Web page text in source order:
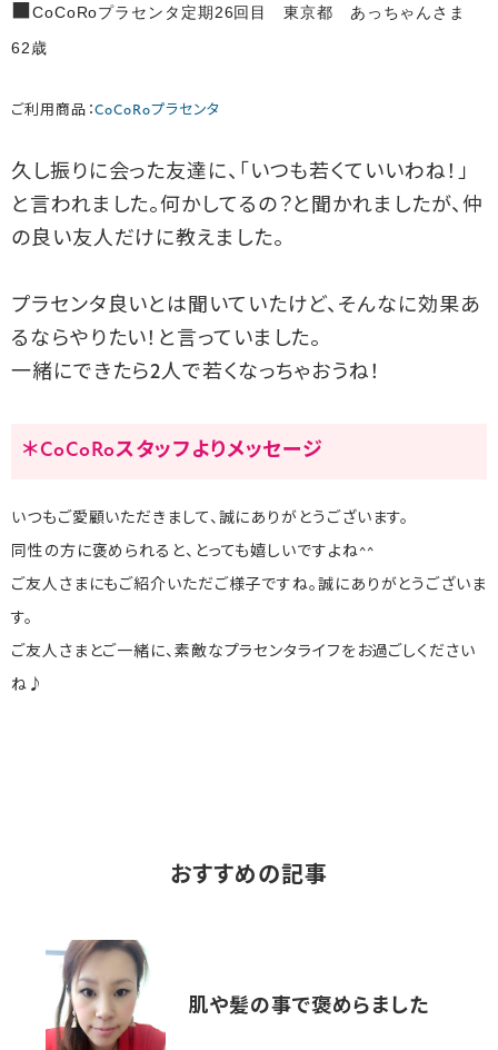
CoCoRoプラセンタ定期26回目 東京都 あっちゃんさま
62歳
ご利用商品：CoCoRoプラセンタ
久し振りに会った友達に、「いつも若くていいわね！」
と言われました。何かしてるの？と聞かれましたが、仲
の良い友人だけに教えました。
プラセンタ良いとは聞いていたけど、そんなに効果あ
るならやりたい！と言っていました。
一緒にできたら2人で若くなっちゃおうね！
＊CoCoRoスタッフよりメッセージ
いつもご愛顧いただきまして、誠にありがとうございます。
同性の方に褒められると、とっても嬉しいですよね^^
ご友人さまにもご紹介いただご様子ですね。誠にありがとうございま
す。
ご友人さまとご一緒に、素敵なプラセンタライフをお過ごしください
ね♪
おすすめの記事
肌や髪の事で褒めらました